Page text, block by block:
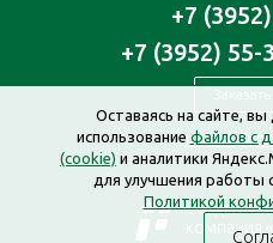
+7
+7 (3952) 55-
Создание
компания
Оставаясь на сайте, вы
использованиефайлов с
(cookie) и аналитики
для улучшения работы
Политикой